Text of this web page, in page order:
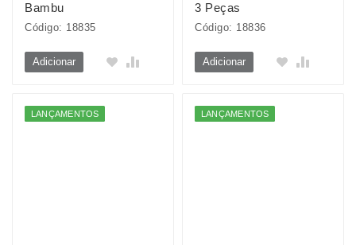
Bambu
Código: 18835
Adicionar
3 Peças
Código: 18836
Adicionar
LANÇAMENTOS LANÇAMENTOS